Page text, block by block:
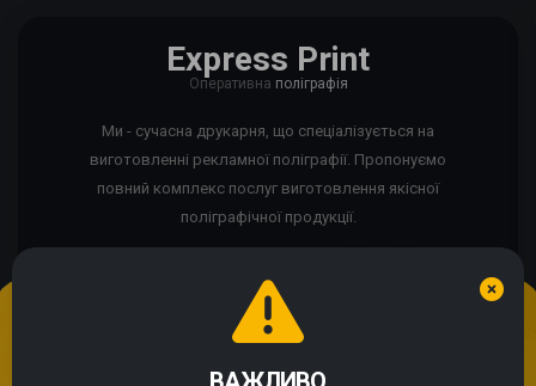
Express Print
Оперативна поліграфія
Ми - сучасна друкарня, що спеціалізується на
виготовленні рекламної поліграфії. Пропонуємо
повний комплекс послуг виготовлення якісної
поліграфічної продукції.